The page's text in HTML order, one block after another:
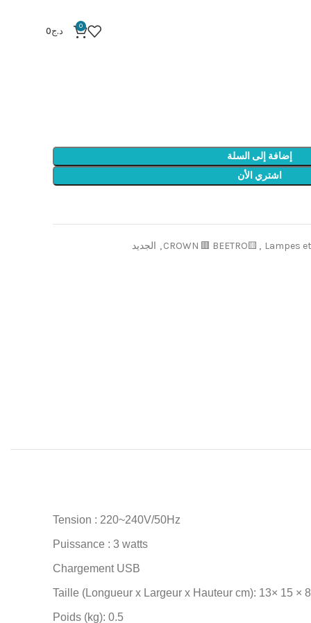
0 د.ج0
Lampe
إضافة إلى السلة
اشتري الأن
CROWN 🟥 BEETRO🟨 , Lampes
, الجديد
Tension : 220~240V/50Hz
Puissance : 3 watts
Chargement USB
Taille (Longueur x Largeur x Hauteur cm): 13× 15 ×
Poids (kg): 0.5